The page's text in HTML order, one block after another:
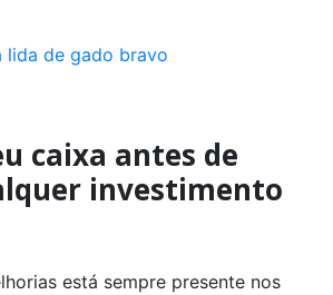
lida de gado bravo
caixa antes de
investimento
está sempre presente nos